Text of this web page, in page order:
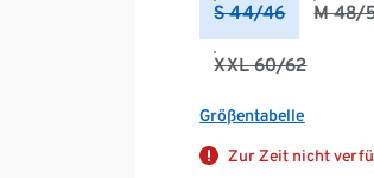
S 44/46 M 48/
XXL 60/62
Größentabelle
Zur Zeit nicht